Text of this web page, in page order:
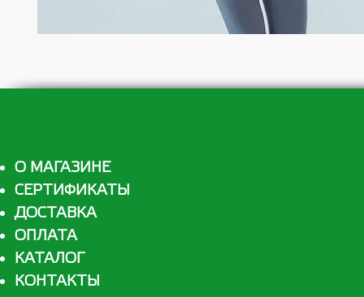
О МАГАЗИНЕ
СЕРТИФИКАТЫ
ДОСТАВКА
ОПЛАТА
КАТАЛОГ
КОНТАКТЫ